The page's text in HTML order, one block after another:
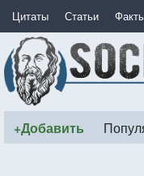
Цитаты Статьи
+Добавить